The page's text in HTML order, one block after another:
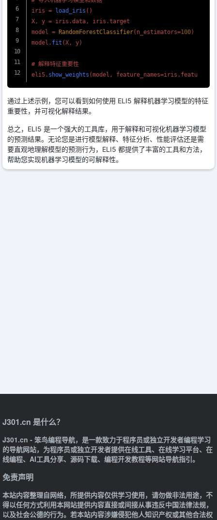
iris =
load_iris ()
X, y = iris.data, iris.target
model =
RandomForestClassifier(n_estimators=100)
model. fit (X, y)
# 解释特征重要性
eli5. show_weights (model, feature_names=iris.
通过上述示例，您可以看到如何使用 ELI5 解释机器学习模型的特征
重要性，并可视化解释结果。
总之，ELI5 是一个强大的工具库，用于解释和可视化机器学习模型
的预测结果。无论您是进行模型解释、特征分析、性能评估还是需
要直观地理解模型的预测行为，ELI5 都提供了丰富的工具和方法，
帮助您实现机器学习模型的可解释性。
J301.cn 是什么？
J301.cn - 笨鸟编程导航，是一款致力于程序员或独立开发者编程学习
的导航网站，为程序员或独立开发者提供在线工具、在线学习平台、在
线编程、AI工具分享、源码下载、编程开发教程等网站导航指引。
免责声明
本站内容整理自网络，所提供内容仅供学习使用，请勿做非法用途，不
得以任何方式利用本网站提供内容直接或间接从事违反中国法律法规，
以及社会公德的行为。若本站内容涉嫌侵犯他人知识产权或其他合法权